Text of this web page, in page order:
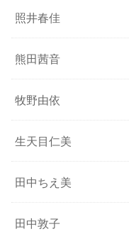
照井春佳
熊田茜音
牧野由依
生天目仁美
田中ちえ美
田中敦子